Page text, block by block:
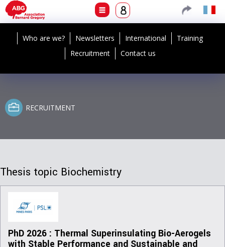
Who are we? Newsletters International
Training
Recruitment
Contact us
RECRUITMENT
Thesis topic Biochemistry
PhD 2026 : Thermal Superinsulating Bio-Aerogels
with Stable Performance and Sustainable and